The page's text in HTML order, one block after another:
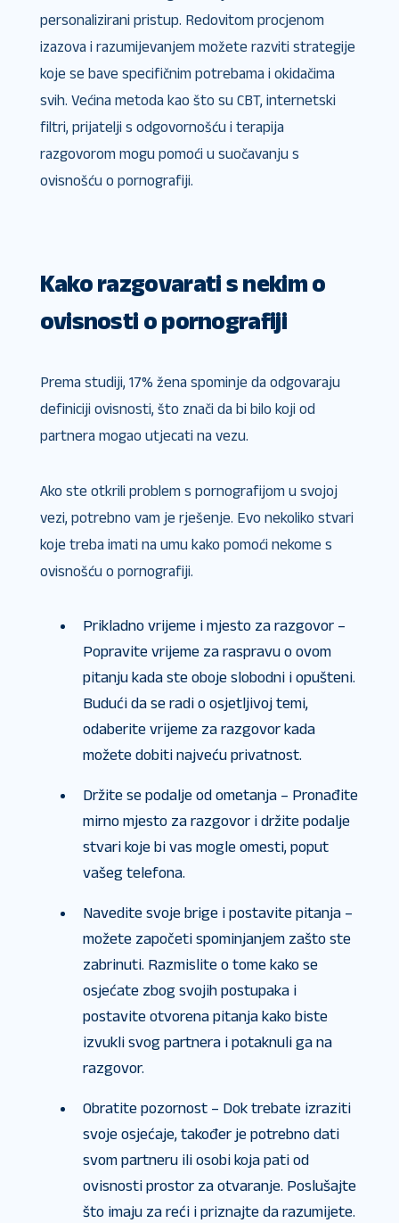
personalizirani pristup. Redovitom procjenom
izazova i razumijevanjem možete razviti strategije
koje se bave specifičnim potrebama i okidačima
svih. Većina metoda kao što su CBT, internetski
filtri, prijatelji s odgovornošću i terapija
razgovorom mogu pomoći u suočavanju s
ovisnošću o pornografiji.
Kako razgovarati s nekim o
ovisnosti o pornografiji
Prema studiji, 17% žena spominje da odgovaraju
definiciji ovisnosti, što znači da bi bilo koji od
partnera mogao utjecati na vezu.
Ako ste otkrili problem s pornografijom u svojoj
vezi, potrebno vam je rješenje. Evo nekoliko stvari
koje treba imati na umu kako pomoći nekome s
ovisnošću o pornografiji.
Prikladno vrijeme i mjesto za razgovor –
Popravite vrijeme za raspravu o ovom
pitanju kada ste oboje slobodni i opušteni.
Budući da se radi o osjetljivoj temi,
odaberite vrijeme za razgovor kada
možete dobiti najveću privatnost.
Držite se podalje od ometanja – Pronađite
mirno mjesto za razgovor i držite podalje
stvari koje bi vas mogle omesti, poput
vašeg telefona.
Navedite svoje brige i postavite pitanja –
možete započeti spominjanjem zašto ste
zabrinuti. Razmislite o tome kako se
osjećate zbog svojih postupaka i
postavite otvorena pitanja kako biste
izvukli svog partnera i potaknuli ga na
razgovor.
Obratite pozornost – Dok trebate izraziti
svoje osjećaje, također je potrebno dati
svom partneru ili osobi koja pati od
ovisnosti prostor za otvaranje. Poslušajte
što imaju za reći i priznajte da razumijete.